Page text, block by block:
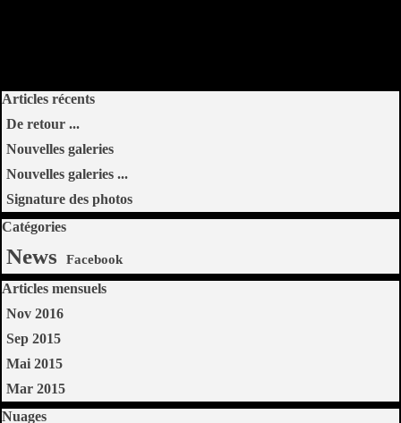
Sauter le bloc Articles récents
Articles récents
De retour ...
Nouvelles galeries
Nouvelles galeries ...
Signature des photos
Sauter le bloc Catégories
Catégories
News Facebook
Sauter le bloc Articles mensuels
Articles mensuels
Nov 2016
Sep 2015
Mai 2015
Mar 2015
Sauter le bloc Nuages
Nuages